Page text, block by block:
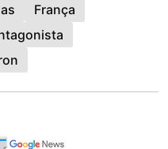
França